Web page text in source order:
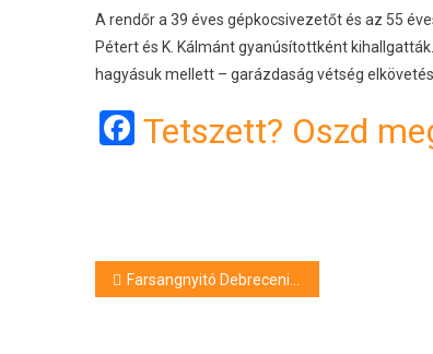
A rendőr a 39 éves gépkocsivezetőt és az 55
Pétert és K. Kálmánt gyanúsítottként
hagyásuk mellett – garázdaság vétség
Facebook
Tetszett? Oszd
Bejegyzés
Farsangnyitó Debreceni Dalidó